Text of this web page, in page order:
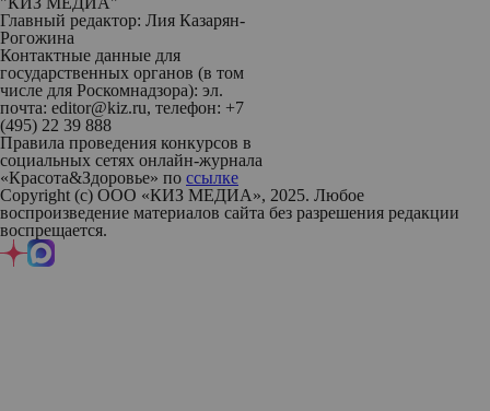
Главный редактор: Лия Казарян-
Рогожина
Контактные данные для
государственных органов (в том
числе для Роскомнадзора): эл.
почта: editor@kiz.ru, телефон: +7
(495) 22 39 888
Правила проведения конкурсов в
социальных сетях онлайн-журнала
«Красота&Здоровье» по ссылке
Copyright (с) ООО «КИЗ МЕДИА», 2025. Любое
воспроизведение материалов сайта без разрешения редакции
воспрещается.